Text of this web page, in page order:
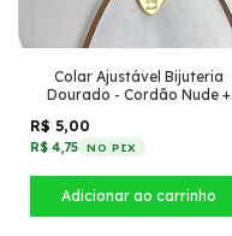
Colar Ajustável Bijuteria
Dourado - Cordão Nude +
R$ 5,00
R$ 4,75 NO PIX